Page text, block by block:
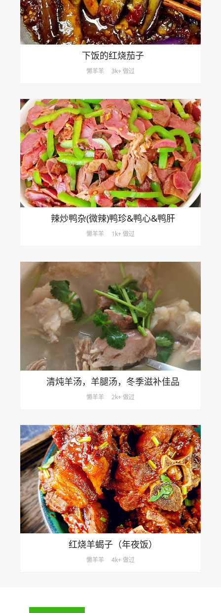
下饭的红烧茄子
懒羊羊 3k+ 做过
辣炒鸭杂(微辣)鸭珍&鸭心&鸭肝
懒羊羊 1k+ 做过
清炖羊汤，羊腿汤，冬季滋补佳品
懒羊羊 2k+ 做过
红烧羊蝎子（年夜饭）
懒羊羊 4k+ 做过